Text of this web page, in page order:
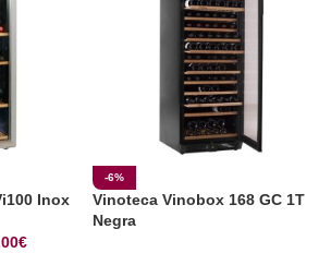
Inox
€
-6%
Vinoteca Vinobox 168 GC 1T
Negra